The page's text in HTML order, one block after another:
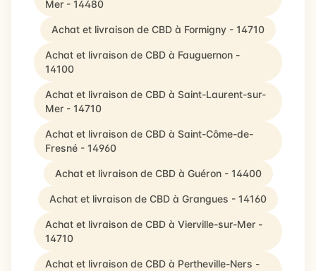
Mer - 14480
Achat et livraison de CBD à Formigny - 14710
Achat et livraison de CBD à Fauguernon -
14100
Achat et livraison de CBD à Saint-Laurent-sur-
Mer - 14710
Achat et livraison de CBD à Saint-Côme-de-
Fresné - 14960
Achat et livraison de CBD à Guéron - 14400
Achat et livraison de CBD à Grangues - 14160
Achat et livraison de CBD à Vierville-sur-Mer -
14710
Achat et livraison de CBD à Pertheville-Ners -